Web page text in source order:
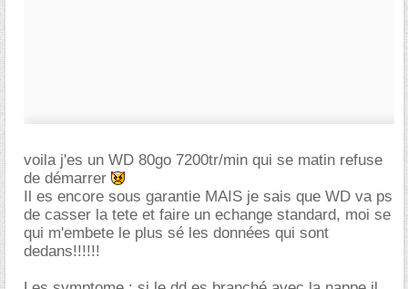
voila j'es un WD 80go 7200tr/min qui se matin refuse
de démarrer
Il es encore sous garantie MAIS je sais que WD va ps
de casser la tete et faire un echange standard, moi se
qui m'embete le plus sé les données qui sont
dedans!!!!!!